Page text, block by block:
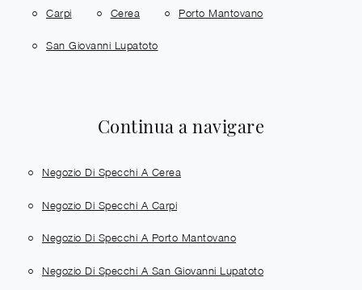
Carpi Cerea Porto Mantovano
San Giovanni Lupatoto
Continua a navigare
Negozio Di Specchi A Cerea
Negozio Di Specchi A Carpi
Negozio Di Specchi A Porto Mantovano
Negozio Di Specchi A San Giovanni Lupatoto